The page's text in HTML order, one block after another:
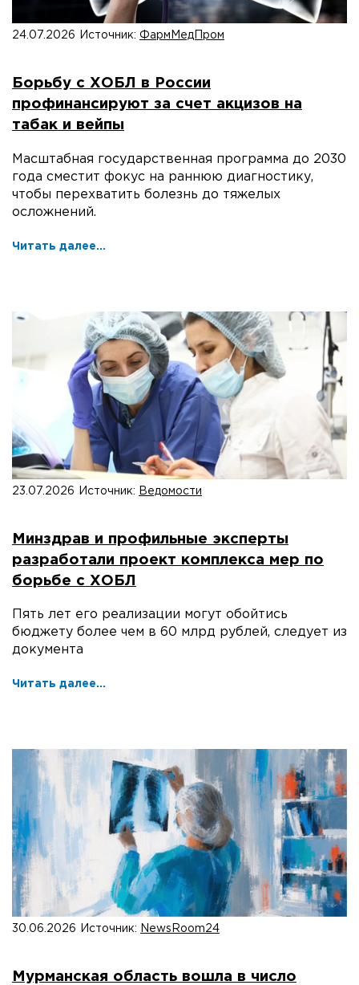
24.07.2026 Источник: ФармМедПром
Борьбу с ХОБЛ в России
профинансируют за счет акцизов на
табак и вейпы
Масштабная государственная программа до 2030
года сместит фокус на раннюю диагностику,
чтобы перехватить болезнь до тяжелых
осложнений.
Читать далее...
23.07.2026 Источник: Ведомости
Минздрав и профильные эксперты
разработали проект комплекса мер по
борьбе с ХОБЛ
Пять лет его реализации могут обойтись
бюджету более чем в 60 млрд рублей, следует из
документа
Читать далее...
30.06.2026 Источник: NewsRoom24
Мурманская область вошла в число